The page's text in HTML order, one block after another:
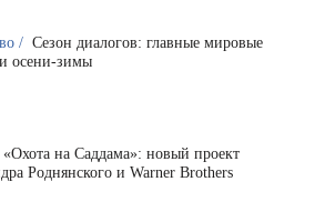
/ Сезон диалогов: главные мировые
осени-зимы
«Охота на Саддама»: новый проект
Роднянского и Warner Brothers